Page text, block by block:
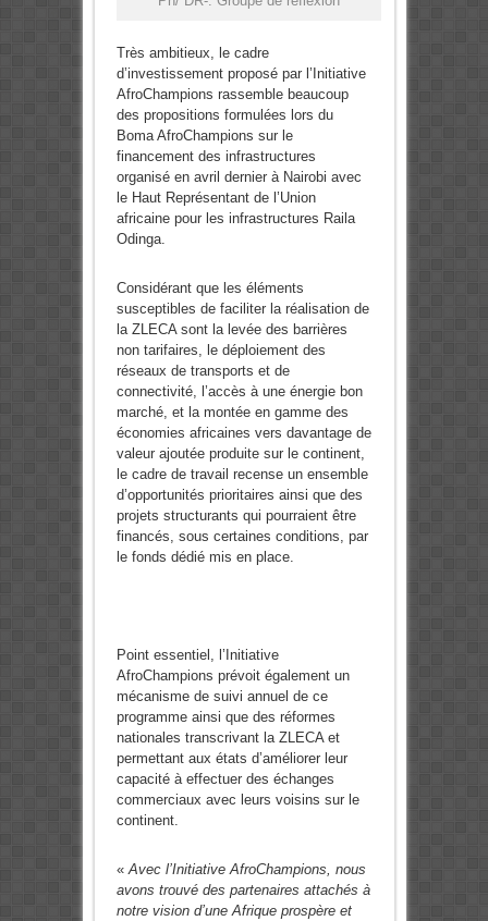
Très ambitieux, le cadre
d’investissement proposé par l’Initiative
AfroChampions rassemble beaucoup
des propositions formulées lors du
Boma AfroChampions sur le
financement des infrastructures
organisé en avril dernier à Nairobi avec
le Haut Représentant de l’Union
africaine pour les infrastructures Raila
Odinga.
Considérant que les éléments
susceptibles de faciliter la réalisation de
la ZLECA sont la levée des barrières
non tarifaires, le déploiement des
réseaux de transports et de
connectivité, l’accès à une énergie bon
marché, et la montée en gamme des
économies africaines vers davantage de
valeur ajoutée produite sur le continent,
le cadre de travail recense un ensemble
d’opportunités prioritaires ainsi que des
projets structurants qui pourraient être
financés, sous certaines conditions, par
le fonds dédié mis en place.
Point essentiel, l’Initiative
AfroChampions prévoit également un
mécanisme de suivi annuel de ce
programme ainsi que des réformes
nationales transcrivant la ZLECA et
permettant aux états d’améliorer leur
capacité à effectuer des échanges
commerciaux avec leurs voisins sur le
continent.
«Avec l’Initiative AfroChampions, nous
avons trouvé des partenaires attachés à
notre vision d’une Afrique prospère et